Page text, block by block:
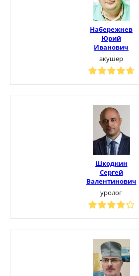
Набережнев
Юрий
Иванович
акушер
Шкодкин
Сергей
Валентинович
уролог